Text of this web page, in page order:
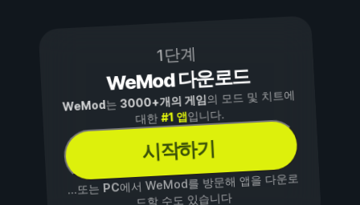
1단계
WeMod 다운로드
WeMod는3000+개의 게임의 모드 및 치트에
대한#1 앱입니다.
시작하기
...또는PC에서 WeMod를 방문해 앱을 다운로
드할 수도 있습니다